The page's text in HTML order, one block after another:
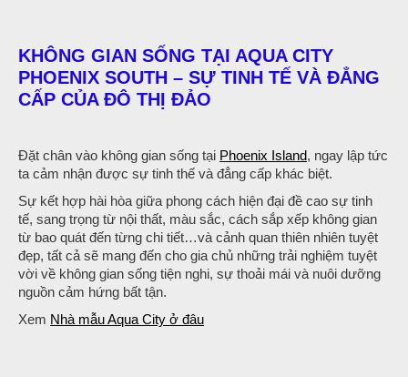
KHÔNG GIAN SỐNG TẠI AQUA CITY
PHOENIX SOUTH – SỰ TINH TẾ VÀ ĐẲNG
CẤP CỦA ĐÔ THỊ ĐẢO
Đặt chân vào không gian sống tại Phoenix Island, ngay lập tức
ta cảm nhận được sự tinh thế và đẳng cấp khác biệt.
Sự kết hợp hài hòa giữa phong cách hiện đại đề cao sự tinh
tế, sang trọng từ nội thất, màu sắc, cách sắp xếp không gian
từ bao quát đến từng chi tiết…và cảnh quan thiên nhiên tuyệt
đẹp, tất cả sẽ mang đến cho gia chủ những trải nghiệm tuyệt
vời về không gian sống tiện nghi, sự thoải mái và nuôi dưỡng
nguồn cảm hứng bất tận.
Xem Nhà mẫu Aqua City ở đâu